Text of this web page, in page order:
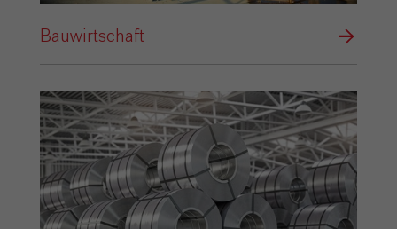
Bauwirtschaft